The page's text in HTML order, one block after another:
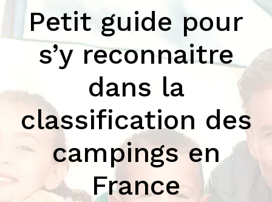
Petit guide pour
s’y reconnaitre
dans la
classification des
campings en
France